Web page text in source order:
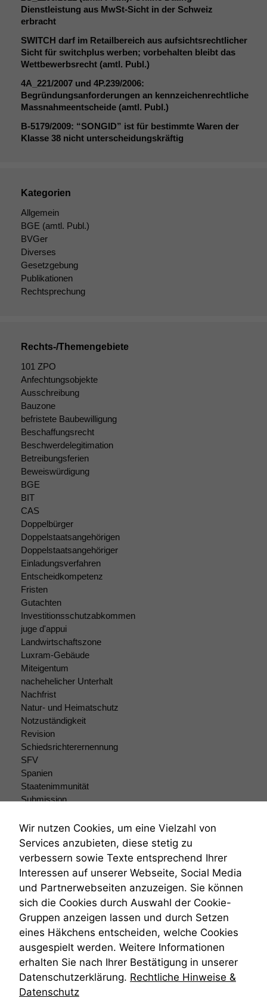
Dienstleistung aus MwSt-Sicht in der Schweiz
erbracht
SWITCH darf im Retailbereich aus aufsichtsrechtlicher
Sicht für switchplus werben; vorbehalten bleibt das
Wettbewerbsrecht (amtl. Publ.)
4A_221/2007 und 4P.239/2006:
Begründungsanforderungen an kennzeichenrechtliche
Massnahmeentscheide (amtl. Publ.)
B‑5179/2009: “SONGID” ist für bestimmte Waren der
Klasse 38 nicht unterscheidungskräftig
Kategorien
Allgemein
BGE (amtl. Publ.)
BVGer
Diverses
Gesetzgebung
Publikationen
Rechtsprechung
Rechts-/Themengebiete
101 ZPO
Anfechtungsobjekte
Ausschreibung
Bauzone
befristete Baubewilligung
Beschaffungsrecht
Beschwerdelegitimation
Betreibungsferien
Beweiswürdigung
BGE
BIT
CAS
Doppelbürger
Doppelstaatsangehörigen
Doppelstaatsangehöriger
Einladungsverfahren
Entscheidkompetenz
Fristen
Gutachten
Investitionsschutzabkommen
juge d'appui
Landwirtschaftszone
Luxram-Gebäude
Miteigentum
nachehelicher Unterhalt
Nachfrist
Natur- und Heimatschutz
Notzuständigkeit
Revision
Schiedsrichterernennung
SFV
Spanien
Staatenimmunität
Submission
Teilungsklage
Venezuela
VRK
Wiederherstellungsanordnung
Zivilprozessordnung
ZPO
Zustellfiktion
Zuständigkeit
Öffentliches Personalrecht
Öffentlichkeitsprinzip
Wir nutzen Cookies, um eine Vielzahl von
Services anzubieten, diese stetig zu
verbessern sowie Texte entsprechend Ihrer
Interessen auf unserer Webseite, Social Media
und Partnerwebseiten anzuzeigen. Sie können
sich die Cookies durch Auswahl der Cookie-
Gruppen anzeigen lassen und durch Setzen
eines Häkchens entscheiden, welche Cookies
ausgespielt werden. Weitere Informationen
erhalten Sie nach Ihrer Bestätigung in unserer
Datenschutzerklärung. Rechtliche Hinweise &
Datenschutz
Funktionalität
Einige
Funktionen auf
dieser Website
sind optional.
Wenn Sie
diese Option
deaktivieren,
kann die
Website nicht
zu 100%
funktionieren.